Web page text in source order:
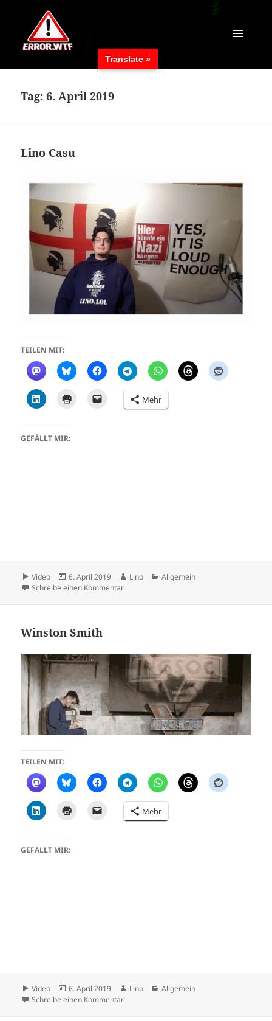
MENÜ
WIDGETS
Tag:6. April 2019
Lino Casu
TEILEN MIT:
Mehr
GEFÄLLT MIR:
Format
Video
Veröffentlicht
am
6. April 2019 Autor
Lino Kategorien
Allgemein
Schreibe einen Kommentarzu Lino Casu
Winston Smith
TEILEN MIT:
Mehr
GEFÄLLT MIR:
Format
Video
Veröffentlicht
am
6. April 2019 Autor
Lino Kategorien
Allgemein
Schreibe einen Kommentarzu Winston Smith
Translate »